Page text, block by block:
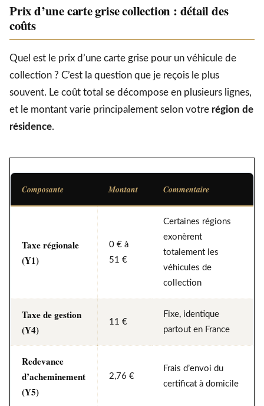
Prix d’une carte grise collection : détail des
coûts
Quel est le prix d’une carte grise pour un véhicule de
collection ? C’est la question que je reçois le plus
souvent. Le coût total se décompose en plusieurs lignes,
et le montant varie principalement selon votre région de
résidence.
Composante Montant Commentaire
Taxe régionale
(Y1)
0 € à
51 €
Certaines régions
exonèrent
totalement les
véhicules de
collection
Taxe de gestion
(Y4)
11 €
Fixe, identique
partout en France
Redevance
d’acheminement
(Y5)
2,76 €
Frais d’envoi du
certificat à domicile